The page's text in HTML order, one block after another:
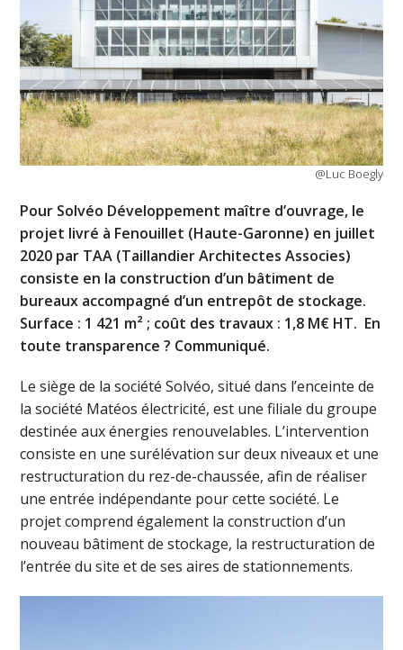
@Luc Boegly
Pour Solvéo Développement maître d’ouvrage, le
projet livré à Fenouillet (Haute-Garonne) en juillet
2020 par TAA (Taillandier Architectes Associes)
consiste en la construction d’un bâtiment de
bureaux accompagné d’un entrepôt de stockage.
Surface : 1 421 m² ; coût des travaux : 1,8 M€ HT. En
toute transparence ? Communiqué.
Le siège de la société Solvéo, situé dans l’enceinte de
la société Matéos électricité, est une filiale du groupe
destinée aux énergies renouvelables. L’intervention
consiste en une surélévation sur deux niveaux et une
restructuration du rez-de-chaussée, afin de réaliser
une entrée indépendante pour cette société. Le
projet comprend également la construction d’un
nouveau bâtiment de stockage, la restructuration de
l’entrée du site et de ses aires de stationnements.